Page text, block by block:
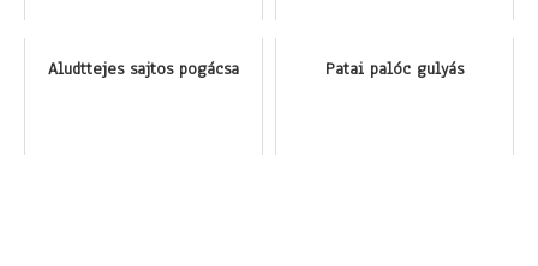
Aludttejes sajtos pogácsa Patai palóc gulyás